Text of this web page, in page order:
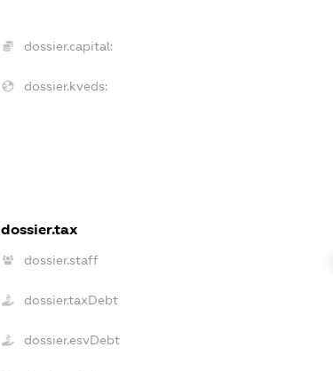
dossier.capital:
dossier.kveds:
dossier.tax
dossier.staff
dossier.taxDebt
dossier.esvDebt